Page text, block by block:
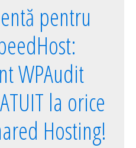
pentru
WPAudit
la orice
Hosting!